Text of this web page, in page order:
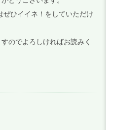
ひイイネ！をしていただけ
のでよろしければお読みく